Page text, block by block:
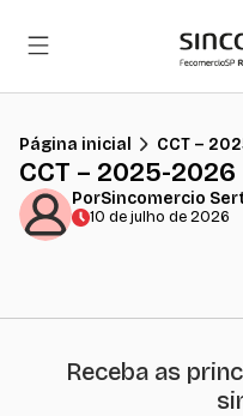
Página inicial CCT –
CCT – 2025-2026
PorSincomercio
10 de julho de 2026
Receba as